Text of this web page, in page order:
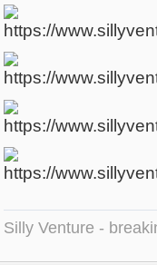
Silly Venture -